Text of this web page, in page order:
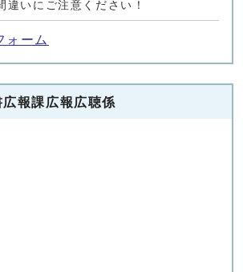
違いにご注意ください！
ォーム
報課広報広聴係